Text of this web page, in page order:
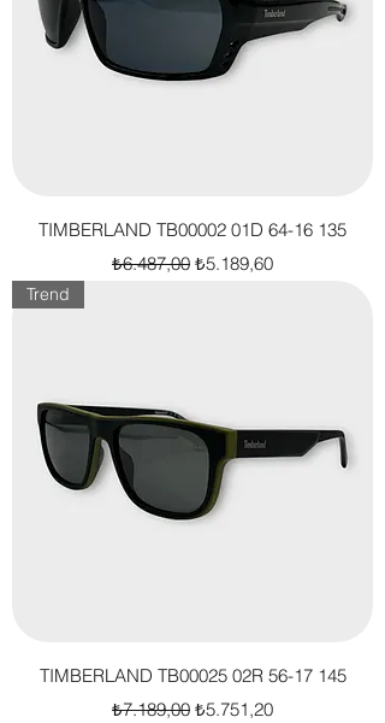
TIMBERLAND TB00002 01D 64-16 135
Normal Fiyat
₺6.487,00 İndirimli Fiyat
₺5.189,60
Trend
TIMBERLAND TB00025 02R 56-17 145
Normal Fiyat
₺7.189,00 İndirimli Fiyat
₺5.751,20